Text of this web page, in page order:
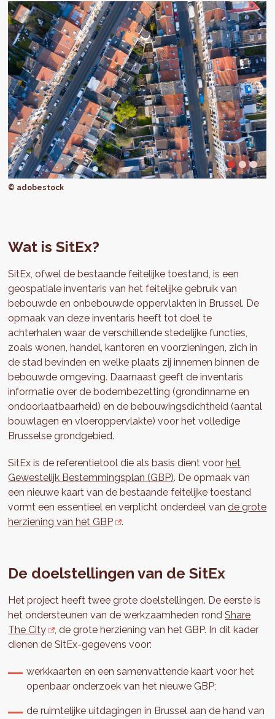
© adobestock
Wat is SitEx?
SitEx, ofwel de bestaande feitelijke toestand, is een
geospatiale inventaris van het feitelijke gebruik van
bebouwde en onbebouwde oppervlakten in Brussel. De
opmaak van deze inventaris heeft tot doel te
achterhalen waar de verschillende stedelijke functies,
zoals wonen, handel, kantoren en voorzieningen, zich in
de stad bevinden en welke plaats zij innemen binnen de
bebouwde omgeving. Daarnaast geeft de inventaris
informatie over de bodembezetting (grondinname en
ondoorlaatbaarheid) en de bebouwingsdichtheid (aantal
bouwlagen en vloeroppervlakte) voor het volledige
Brusselse grondgebied.
SitEx is de referentietool die als basis dient voor het
Gewestelijk Bestemmingsplan (GBP). De opmaak van
een nieuwe kaart van de bestaande feitelijke toestand
vormt een essentieel en verplicht onderdeel vande grote
herziening van het GBP
.
De doelstellingen van de SitEx
Het project heeft twee grote doelstellingen. De eerste is
het ondersteunen van de werkzaamheden rondShare
The City
, de grote herziening van het GBP. In dit kader
dienen de SitEx-gegevens voor:
werkkaarten en een samenvattende kaart voor het
openbaar onderzoek van het nieuwe GBP;
de ruimtelijke uitdagingen in Brussel aan de hand van